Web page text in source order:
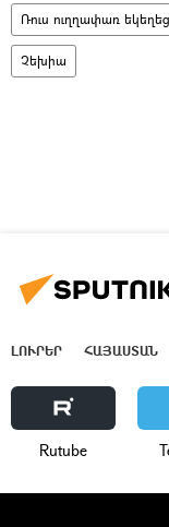
Ռուս ուղղափառ
Չեխիա
ԼՈՒՐԵՐ ՀԱՅԱՍՏԱՆ
Rutube